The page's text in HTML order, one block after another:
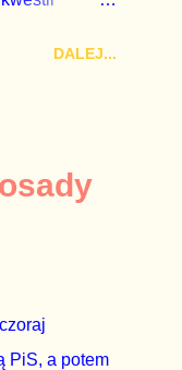
są
wątpliwej
a
DALEJ...
PiS, a potem